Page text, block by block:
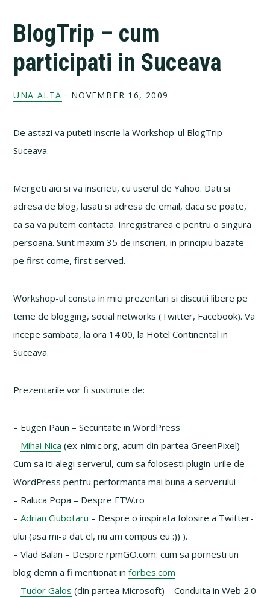
BlogTrip – cum
participati in Suceava
UNA ALTA · NOVEMBER 16, 2009
De astazi va puteti inscrie la Workshop-ul BlogTrip
Suceava.
Mergeti aici si va inscrieti, cu userul de Yahoo. Dati si
adresa de blog, lasati si adresa de email, daca se poate,
ca sa va putem contacta. Inregistrarea e pentru o singura
persoana. Sunt maxim 35 de inscrieri, in principiu bazate
pe first come, first served.
Workshop-ul consta in mici prezentari si discutii libere pe
teme de blogging, social networks (Twitter, Facebook). Va
incepe sambata, la ora 14:00, la Hotel Continental in
Suceava.
Prezentarile vor fi sustinute de:
– Eugen Paun – Securitate in WordPress
– Mihai Nica (ex-nimic.org, acum din partea GreenPixel) –
Cum sa iti alegi serverul, cum sa folosesti plugin-urile de
WordPress pentru performanta mai buna a serverului
– Raluca Popa – Despre FTW.ro
–Adrian Ciubotaru – Despre o inspirata folosire a Twitter-
ului (asa mi-a dat el, nu am compus eu :)) ).
– Vlad Balan – Despre rpmGO.com: cum sa pornesti un
blog demn a fi mentionat inforbes.com
– Tudor Galos (din partea Microsoft) – Conduita in Web 2.0